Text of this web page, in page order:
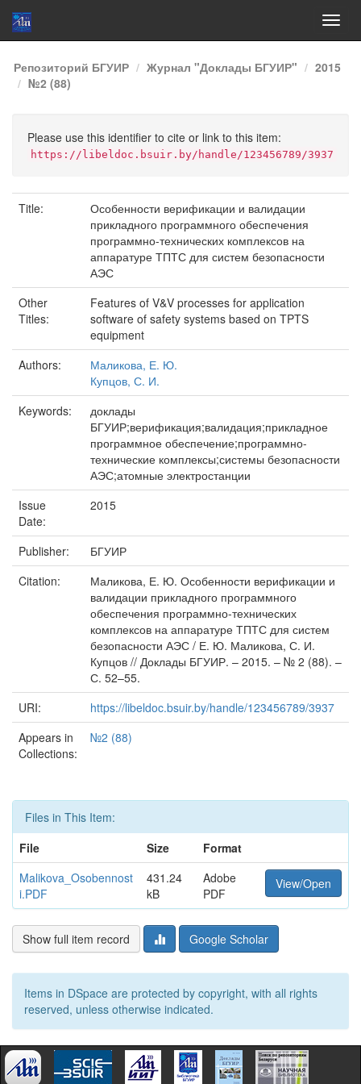
Skip
navigation
Репозиторий БГУИР Журнал "Доклады БГУИР"
2015
№2 (88)
Please use this identifier to cite or link to this item:
https://libeldoc.bsuir.by/handle/123456789/3937
Title:
Особенности верификации и валидации
прикладного программного обеспечения
программно-технических комплексов на
аппаратуре ТПТС для систем безопасности
АЭС
Other
Titles:
Features of V&V processes for application
software of safety systems based on TPTS
equipment
Authors:
Маликова, Е. Ю.
Купцов, С. И.
Keywords:
доклады
БГУИР;верификация;валидация;прикладное
программное обеспечение;программно-
технические комплексы;системы безопасности
АЭС;атомные электростанции
Issue
Date:
2015
Publisher:
БГУИР
Citation:
Маликова, Е. Ю. Особенности верификации и
валидации прикладного программного
обеспечения программно-технических
комплексов на аппаратуре ТПТС для систем
безопасности АЭС / Е. Ю. Маликова, С. И.
Купцов // Доклады БГУИР. – 2015. – № 2 (88). –
С. 52–55.
URI:
https://libeldoc.bsuir.by/handle/123456789/3937
Appears in
Collections:
№2 (88)
Files in This Item:
File
Size
Format
Malikova_Osobennost
i.PDF
431.24
kB
Adobe
PDF
View/Open
Show full item record Google Scholar
Items in DSpace are protected by copyright, with all rights
reserved, unless otherwise indicated.